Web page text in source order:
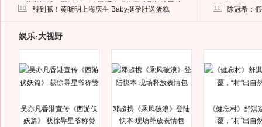
马蓉离婚后，砸1000万人民币给媒体要求删掉这照片
10 甜到腻！黄晓明上海庆生 Baby挺孕肚送蛋糕 10 陈冠希：
娱乐·大视野
吴亦凡香港宣传《西游伏
妖篇》 获徐导星爷称赞
邓超携《乘风破浪》登陆
快本 现场释放表情包
《健忘村》舒淇
覆，“村”出自